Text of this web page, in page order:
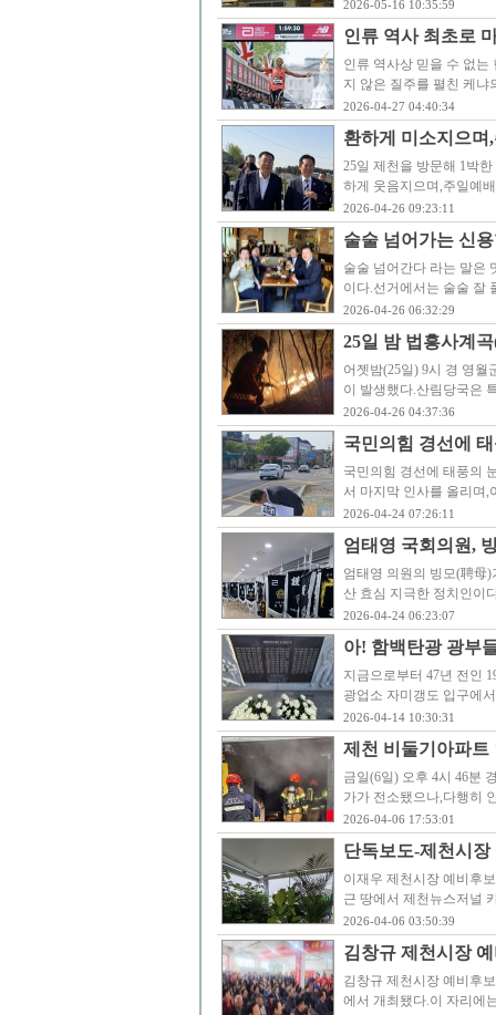
2026-05-16 10:35:59
인류 역사 최초로
인류 역사상 믿을 수 없는
지 않은 질주를 펼친 케
2026-04-27 04:40:34
환하게 미소지으
25일 제천을 방문해 1박
하게 웃음지으며,주일예
2026-04-26 09:23:11
술술 넘어가는 신
술술 넘어간다 라는 말은
이다.선거에서는 술술 잘
2026-04-26 06:32:29
25일 밤 법흥사계
어젯밤(25일) 9시 경 영월
이 발생했다.산림당국은
2026-04-26 04:37:36
국민의힘 경선에
국민의힘 경선에 태풍의
서 마지막 인사를 올리며
2026-04-24 07:26:11
엄태영 국회의원,
엄태영 의원의 빙모(聘母
산 효심 지극한 정치인이
2026-04-24 06:23:07
아! 함백탄광 광부
지금으로부터 47년 전인
광업소 자미갱도 입구에
2026-04-14 10:30:31
제천 비둘기아파트
금일(6일) 오후 4시 46분
가가 전소됐으나,다행히
2026-04-06 17:53:01
단독보도-제천시
이재우 제천시장 예비후
근 땅에서 제천뉴스저널
2026-04-06 03:50:39
김창규 제천시장
김창규 제천시장 예비후
에서 개최됐다.이 자리에